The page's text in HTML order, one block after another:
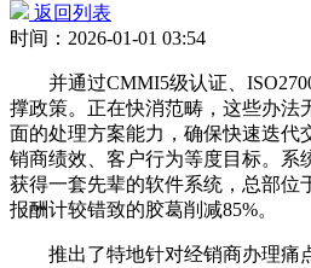
返回列表
时间：2026-01-01 03:54
并通过CMMI5级认证、
撑政策。正在快消范畴，这些办法
面的处理方案能力，确保快速迭代
销商绩效、客户行为等度目标。系
获得一套先辈的软件系统，总部位
报酬计较错致的胶葛削减85%。
推出了特地针对经销商办理痛点